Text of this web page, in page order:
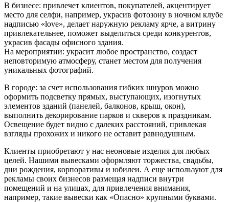
В бизнесе: привлечет клиентов, покупателей, акцентирует
место для селфи, например, украсив фотозону в ночном клубе
надписью «love», делает наружную рекламу ярче, а витрину
привлекательнее, поможет выделиться среди конкурентов,
украсив фасады офисного здания.
На мероприятии: украсит любое пространство, создаст
неповторимую атмосферу, станет местом для получения
уникальных фотографий.
В городе: за счет использования гибких шнуров можно
оформить подсветку прямых, выступающих, изогнутых
элементов зданий (панелей, балконов, крыш, окон),
выполнить декорирование парков и скверов к праздникам.
Освещение будет видно с далеких расстояний, привлекая
взгляды прохожих и никого не оставит равнодушным.
Клиенты приобретают у нас неоновые изделия для любых
целей. Нашими вывесками оформляют торжества, свадьбы,
дни рождения, корпоративы и юбилеи. А еще используют для
рекламы своих бизнесов размещая надписи внутри
помещений и на улицах, для привлечения внимания,
например, такие вывески как «Опасно» крупными буквами.